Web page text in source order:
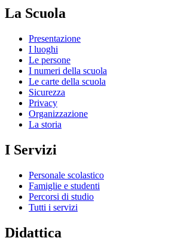
La Scuola
Presentazione
I luoghi
Le persone
I numeri della scuola
Le carte della scuola
Sicurezza
Privacy
Organizzazione
La storia
I Servizi
Personale scolastico
Famiglie e studenti
Percorsi di studio
Tutti i servizi
Didattica